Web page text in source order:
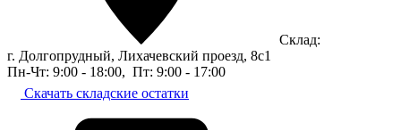
Склад:
г. Долгопрудный, Лихачевский проезд, 8c1
Пн-Чт: 9:00 - 18:00, Пт: 9:00 - 17:00
Скачать складские остатки